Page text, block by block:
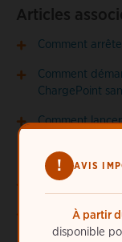
! AVIS
À partir
disponible
Articles
Comment
Comment
ChargePoint
Comment
ChargePoint ?
Comment
Comment
partenaire du